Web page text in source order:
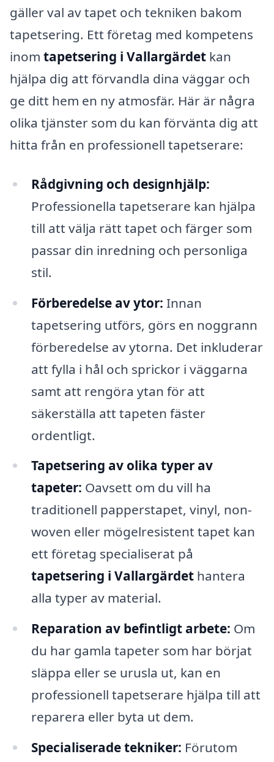
gäller val av tapet och tekniken bakom
tapetsering. Ett företag med kompetens
inom tapetsering i Vallargärdet kan
hjälpa dig att förvandla dina väggar och
ge ditt hem en ny atmosfär. Här är några
olika tjänster som du kan förvänta dig att
hitta från en professionell tapetserare:
Rådgivning och designhjälp:
Professionella tapetserare kan hjälpa
till att välja rätt tapet och färger som
passar din inredning och personliga
stil.
Förberedelse av ytor: Innan
tapetsering utförs, görs en noggrann
förberedelse av ytorna. Det inkluderar
att fylla i hål och sprickor i väggarna
samt att rengöra ytan för att
säkerställa att tapeten fäster
ordentligt.
Tapetsering av olika typer av
tapeter: Oavsett om du vill ha
traditionell papperstapet, vinyl, non-
woven eller mögelresistent tapet kan
ett företag specialiserat på
tapetsering i Vallargärdethantera
alla typer av material.
Reparation av befintligt arbete: Om
du har gamla tapeter som har börjat
släppa eller se urusla ut, kan en
professionell tapetserare hjälpa till att
reparera eller byta ut dem.
Specialiserade tekniker: Förutom